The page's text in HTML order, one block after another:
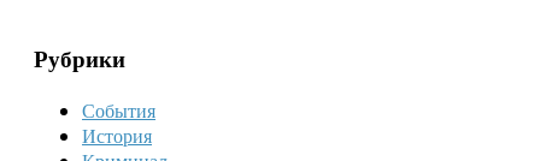
Рубрики
События
История